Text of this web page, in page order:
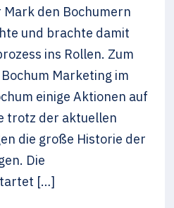
den Bochumern
und brachte damit
ins Rollen. Zum
Marketing im
einige Aktionen auf
trotz der aktuellen
die große Historie der
Die
[…]